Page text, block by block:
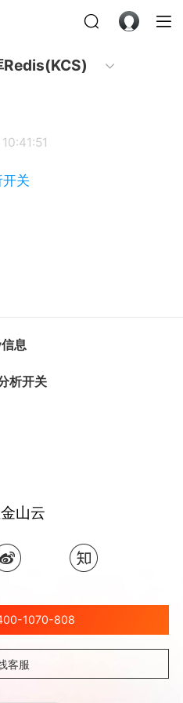
Redis(KCS)
关
息
析开关
山云
1070-808
客服